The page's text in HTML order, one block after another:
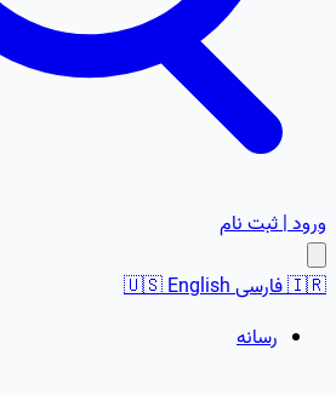
ورود | ثبت نام
🇮🇷فارسی 🇺🇸English
رسانه